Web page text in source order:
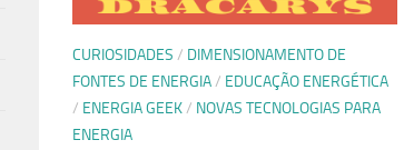
CURIOSIDADES / DIMENSIONAMENTO DE
FONTES DE ENERGIA/ EDUCAÇÃO ENERGÉTICA
/ ENERGIA GEEK/ NOVAS TECNOLOGIAS PARA
ENERGIA